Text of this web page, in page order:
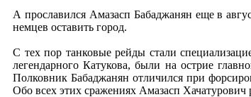
А прославился Амазасп Бабаджанян еще в
немцев оставить город.
С тех пор танковые рейды стали
легендарного Катукова, были на острие
Полковник Бабаджанян отличился при
Обо всех этих сражениях Амазасп